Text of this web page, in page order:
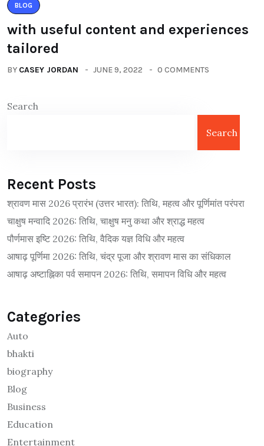
BLOG
with useful content and experiences
tailored
BY CASEY JORDAN JUNE 9, 2022 0 COMMENTS
Search
Search
Recent Posts
श्रावण मास 2026 प्रारंभ (उत्तर भारत): तिथि, महत्व और पूर्णिमांत परंपरा
चाक्षुष मन्वादि 2026: तिथि, चाक्षुष मनु कथा और श्राद्ध महत्व
पौर्णमास इष्टि 2026: तिथि, वैदिक यज्ञ विधि और महत्व
आषाढ़ पूर्णिमा 2026: तिथि, चंद्र पूजा और श्रावण मास का संधिकाल
आषाढ़ अष्टाह्निका पर्व समापन 2026: तिथि, समापन विधि और महत्व
Categories
Auto
bhakti
biography
Blog
Business
Education
Entertainment